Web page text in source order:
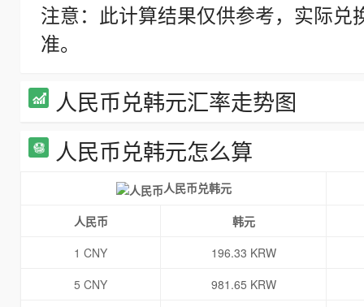
注意：此计算结果仅供参考，实际
准。
人民币兑韩元汇率走势图
人民币兑韩元怎么算
人民币兑韩元
人民币
韩元
1 CNY
196.33 KRW
5 CNY
981.65 KRW